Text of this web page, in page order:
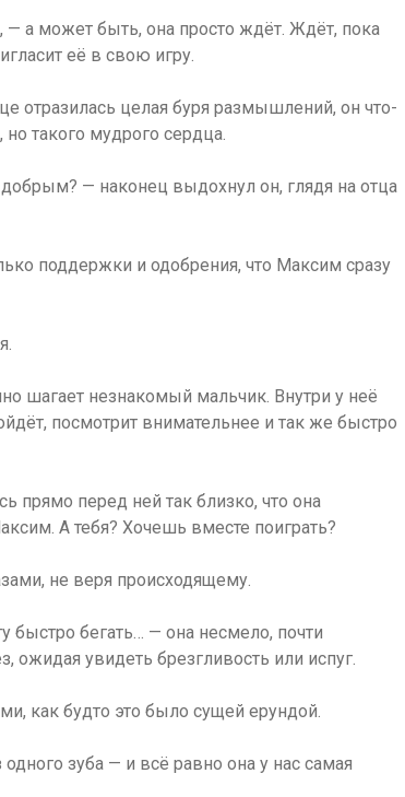
а может быть, она просто ждёт. Ждёт, пока
её в свою игру.
отразилась целая буря размышлений, он что-
такого мудрого сердца.
— наконец выдохнул он, глядя на отца
поддержки и одобрения, что Максим сразу
шагает незнакомый мальчик. Внутри у неё
посмотрит внимательнее и так же быстро
прямо перед ней так близко, что она
А тебя? Хочешь вместе поиграть?
не веря происходящему.
быстро бегать… — она несмело, почти
ожидая увидеть брезгливость или испуг.
как будто это было сущей ерундой.
зуба — и всё равно она у нас самая